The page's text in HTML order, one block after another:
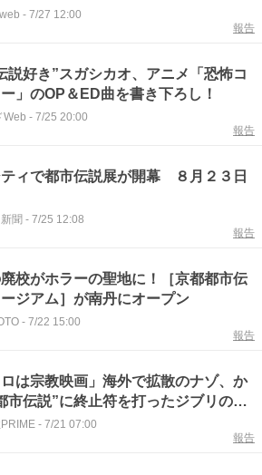
川淳二のオリジナル番組も
- 7/27 12:00
報告
説好き”スガシカオ、アニメ「恐怖コ
」のOP＆ED曲を書き下ろし！
Web - 7/25 20:00
報告
ィで都市伝説展が開幕 ８月２３日
聞 - 7/25 12:08
報告
校がホラーの聖地に！［京都都市伝
ジアム］が南丹にオープン
- 7/22 15:00
報告
ロは宗教映画」海外で拡散のナゾ、か
市伝説”に終止符を打ったジブリの見
- 7/21 07:00
報告